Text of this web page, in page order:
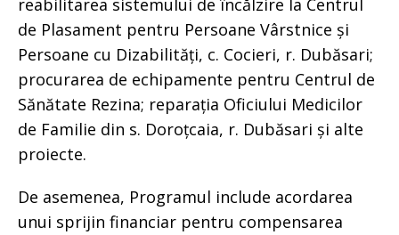
reabilitarea sistemului de încălzire la Centrul
de Plasament pentru Persoane Vârstnice și
Persoane cu Dizabilități, c. Cocieri, r. Dubăsari;
procurarea de echipamente pentru Centrul de
Sănătate Rezina; reparația Oficiului Medicilor
de Familie din s. Doroțcaia, r. Dubăsari și alte
proiecte.
De asemenea, Programul include acordarea
unui sprijin financiar pentru compensarea